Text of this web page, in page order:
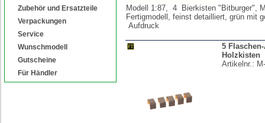
Zubehör und Ersatzteile
Verpackungen
Service
Wunschmodell
Gutscheine
Für Händler
Modell 1:87, 4 Bierkisten "Bitburger",
Fertigmodell, feinst detailliert, grün mit
Aufdruck
5
Holzkisten
Artikelnr.: